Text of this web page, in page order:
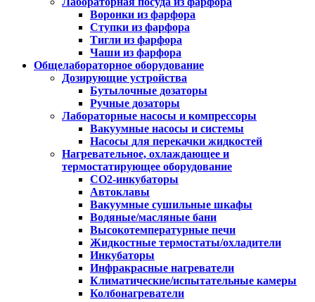
Воронки из фарфора
Ступки из фарфора
Тигли из фарфора
Чаши из фарфора
Общелабораторное оборудование
Дозирующие устройства
Бутылочные дозаторы
Ручные дозаторы
Лабораторные насосы и компрессоры
Вакуумные насосы и системы
Насосы для перекачки жидкостей
Нагревательное, охлаждающее и
термостатирующее оборудование
CO2-инкубаторы
Автоклавы
Вакуумные сушильные шкафы
Водяные/масляные бани
Высокотемпературные печи
Жидкостные термостаты/охладители
Инкубаторы
Инфракрасные нагреватели
Климатические/испытательные камеры
Колбонагреватели